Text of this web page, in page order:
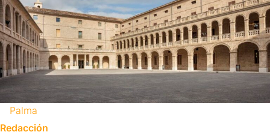
Palma
Redacción